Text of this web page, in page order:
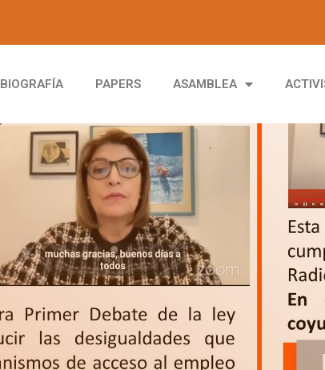
BIOGRAFÍA PAPERS ASAMBLEA